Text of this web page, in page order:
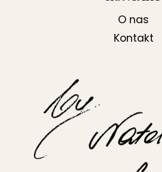
O nas
Kontakt